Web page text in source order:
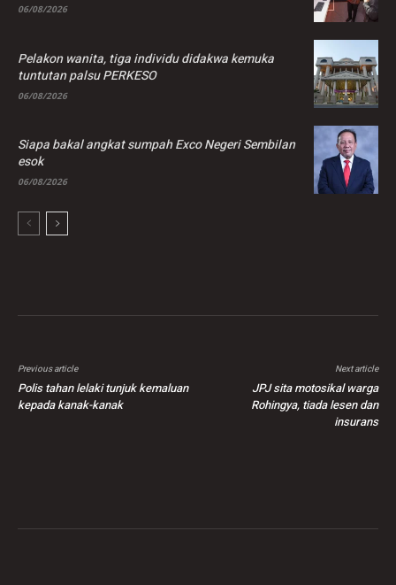
06/08/2026
Pelakon wanita, tiga individu didakwa kemuka
tuntutan palsu PERKESO
06/08/2026
Siapa bakal angkat sumpah Exco Negeri Sembilan
esok
06/08/2026
Previous article
Polis tahan lelaki tunjuk kemaluan
kepada kanak-kanak
Next article
JPJ sita motosikal warga
Rohingya, tiada lesen dan
insurans